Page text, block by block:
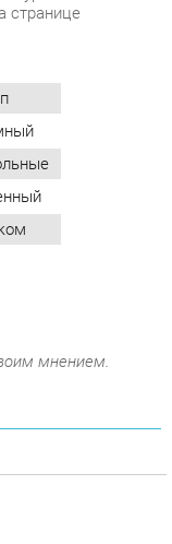
мнением.